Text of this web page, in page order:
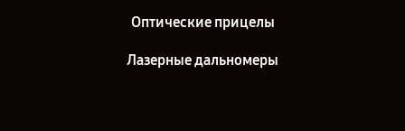
Оптические прицелы
Лазерные дальномеры